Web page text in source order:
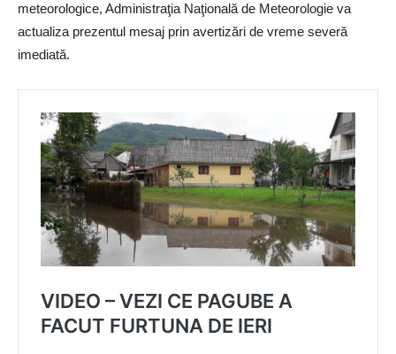
meteorologice, Administraţia Naţională de Meteorologie va
actualiza prezentul mesaj prin avertizări de vreme severă
imediată.